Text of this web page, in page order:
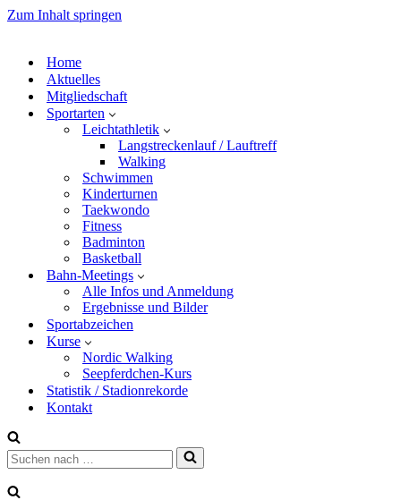
Zum Inhalt springen
Home
Aktuelles
Mitgliedschaft
Sportarten
Leichtathletik
Langstreckenlauf / Lauftreff
Walking
Schwimmen
Kinderturnen
Taekwondo
Fitness
Badminton
Basketball
Bahn-Meetings
Alle Infos und Anmeldung
Ergebnisse und Bilder
Sportabzeichen
Kurse
Nordic Walking
Seepferdchen-Kurs
Statistik / Stadionrekorde
Kontakt
Suchen
nach …